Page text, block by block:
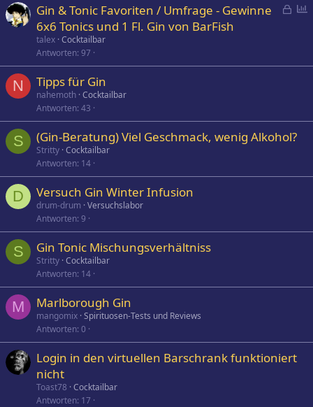
G
e
Gin & Tonic Favoriten / Umfrage - Gewinne
6x6 Tonics und 1 Fl. Gin von BarFish
talex Cocktailbar
Antworten 97
N Tipps für Gin
nahemoth Cocktailbar
Antworten 43
S (Gin-Beratung) Viel Geschmack, wenig Alkohol?
Stritty Cocktailbar
Antworten 14
D Versuch Gin Winter Infusion
drum-drum Versuchslabor
Antworten 9
S Gin Tonic Mischungsverhältniss
Stritty Cocktailbar
Antworten 14
M Marlborough Gin
mangomix Spirituosen-Tests und Reviews
Antworten 0
Login in den virtuellen Barschrank funktioniert
nicht
Toast78 Cocktailbar
Antworten 17